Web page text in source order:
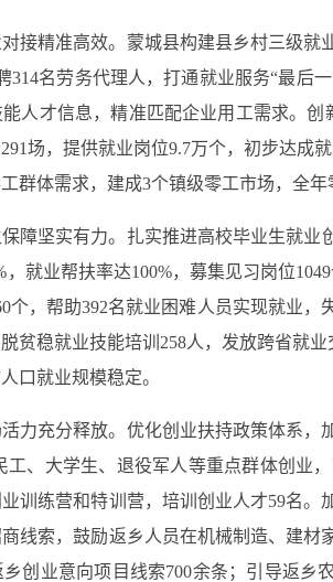
接精准高效。蒙城县构建县乡村三级就
314名劳务代理人，打通就业服务“最后
能人才信息，精准匹配企业用工需求。
场，提供就业岗位9.7万个，初步达成
群体需求，建成3个镇级零工市场，全年
障坚实有力。扎实推进高校毕业生就业
就业帮扶率达100%，募集见习岗位
，帮助392名就业困难人员实现就业，
贫稳就业技能培训258人，发放跨省就
口就业规模稳定。
力充分释放。优化创业扶持政策体系，
工、大学生、退役军人等重点群体创业
训练营和特训营，培训创业人才59名
线索，鼓励返乡人员在机械制造、建材
创业意向项目线索700余条；引导返乡